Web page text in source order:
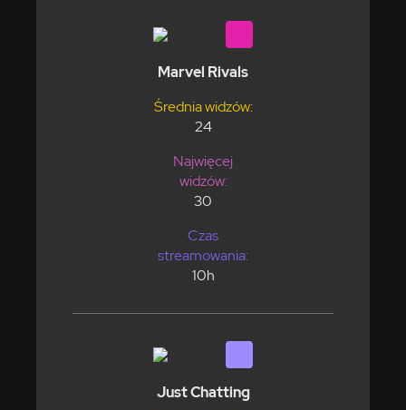
Marvel Rivals
Średnia widzów:
24
Najwięcej
widzów:
30
Czas
streamowania:
10h
Just Chatting